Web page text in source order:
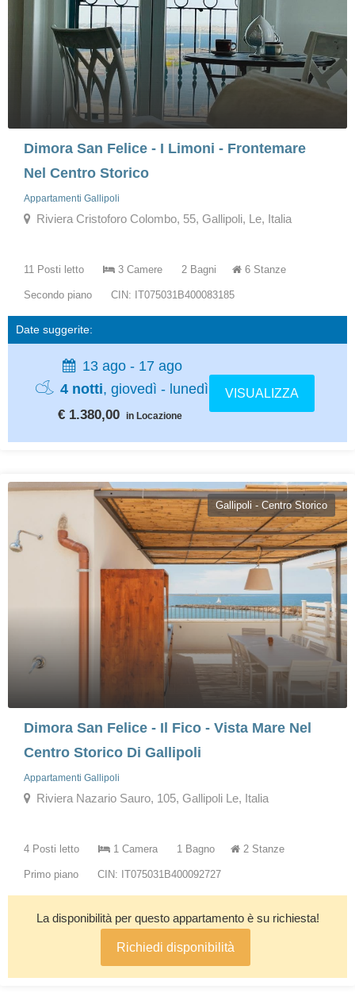
Dimora San Felice - I Limoni - Frontemare
Nel Centro Storico
Appartamenti Gallipoli
Riviera Cristoforo Colombo, 55, Gallipoli, Le, Italia
11 Posti letto 3 Camere 2 Bagni 6 Stanze
Secondo piano CIN: IT075031B400083185
Date suggerite:
13 ago - 17 ago
4 notti, giovedì - lunedì
€ 1.380,00 in Locazione
VISUALIZZA
Gallipoli - Centro Storico
Dimora San Felice - Il Fico - Vista Mare Nel
Centro Storico Di Gallipoli
Appartamenti Gallipoli
Riviera Nazario Sauro, 105, Gallipoli Le, Italia
4 Posti letto 1 Camera 1 Bagno 2 Stanze
Primo piano CIN: IT075031B400092727
La disponibilità per questo appartamento è su richiesta!
Richiedi disponibilità